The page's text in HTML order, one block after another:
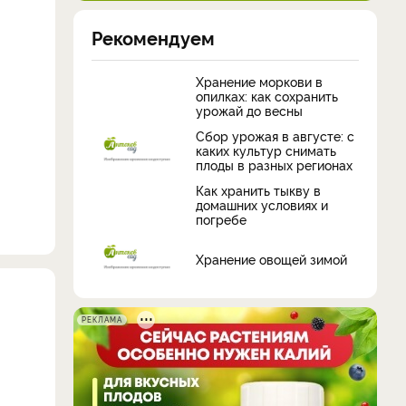
Рекомендуем
Хранение моркови в
опилках: как сохранить
урожай до весны
Сбор урожая в августе: с
каких культур снимать
плоды в разных регионах
Как хранить тыкву в
домашних условиях и
погребе
Хранение овощей зимой
РЕКЛАМА